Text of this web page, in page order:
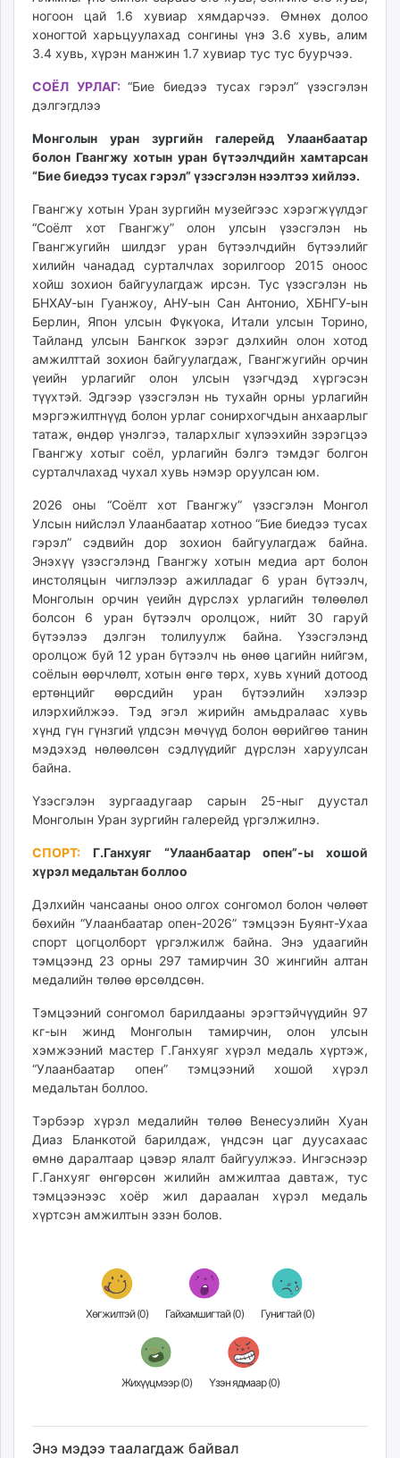
ногоон цай 1.6 хувиар хямдарчээ. Өмнөх долоо
хоногтой харьцуулахад сонгины үнэ 3.6 хувь, алим
3.4 хувь, хүрэн манжин 1.7 хувиар тус тус буурчээ.
СОЁЛ УРЛАГ: “Бие биедээ тусах гэрэл” үзэсгэлэн
дэлгэгдлээ
Монголын уран зургийн галерейд Улаанбаатар
болон Гвангжу хотын уран бүтээлчдийн хамтарсан
“Бие биедээ тусах гэрэл” үзэсгэлэн нээлтээ хийлээ.
Гвангжу хотын Уран зургийн музейгээс хэрэгжүүлдэг
“Соёлт хот Гвангжу” олон улсын үзэсгэлэн нь
Гвангжугийн шилдэг уран бүтээлчдийн бүтээлийг
хилийн чанадад сурталчлах зорилгоор 2015 оноос
хойш зохион байгуулагдаж ирсэн. Тус үзэсгэлэн нь
БНХАУ-ын Гуанжоу, АНУ-ын Сан Антонио, ХБНГУ-ын
Берлин, Япон улсын Фүкүока, Итали улсын Торино,
Тайланд улсын Бангкок зэрэг дэлхийн олон хотод
амжилттай зохион байгуулагдаж, Гвангжугийн орчин
үеийн урлагийг олон улсын үзэгчдэд хүргэсэн
түүхтэй. Эдгээр үзэсгэлэн нь тухайн орны урлагийн
мэргэжилтнүүд болон урлаг сонирхогчдын анхаарлыг
татаж, өндөр үнэлгээ, талархлыг хүлээхийн зэрэгцээ
Гвангжу хотыг соёл, урлагийн бэлгэ тэмдэг болгон
сурталчлахад чухал хувь нэмэр оруулсан юм.
2026 оны “Соёлт хот Гвангжу” үзэсгэлэн Монгол
Улсын нийслэл Улаанбаатар хотноо “Бие биедээ тусах
гэрэл” сэдвийн дор зохион байгуулагдаж байна.
Энэхүү үзэсгэлэнд Гвангжу хотын медиа арт болон
инстоляцын чиглэлээр ажилладаг 6 уран бүтээлч,
Монголын орчин үеийн дүрслэх урлагийн төлөөлөл
болсон 6 уран бүтээлч оролцож, нийт 30 гаруй
бүтээлээ дэлгэн толилуулж байна. Үзэсгэлэнд
оролцож буй 12 уран бүтээлч нь өнөө цагийн нийгэм,
соёлын өөрчлөлт, хотын өнгө төрх, хувь хүний дотоод
ертөнцийг өөрсдийн уран бүтээлийн хэлээр
илэрхийлжээ. Тэд эгэл жирийн амьдралаас хувь
хүнд гүн гүнзгий үлдсэн мөчүүд болон өөрийгөө танин
мэдэхэд нөлөөлсөн сэдлүүдийг дүрслэн харуулсан
байна.
Үзэсгэлэн зургаадугаар сарын 25-ныг дуустал
Монголын Уран зургийн галерейд үргэлжилнэ.
СПОРТ:
Г.Ганхуяг “Улаанбаатар опен”-ы хошой
хүрэл медальтан боллоо
Дэлхийн чансааны оноо олгох сонгомол болон чөлөөт
бөхийн “Улаанбаатар опен-2026” тэмцээн Буянт-Ухаа
спорт цогцолборт үргэлжилж байна. Энэ удаагийн
тэмцээнд 23 орны 297 тамирчин 30 жингийн алтан
медалийн төлөө өрсөлдсөн.
Тэмцээний сонгомол барилдааны эрэгтэйчүүдийн 97
кг-ын жинд Монголын тамирчин, олон улсын
хэмжээний мастер Г.Ганхуяг хүрэл медаль хүртэж,
“Улаанбаатар опен” тэмцээний хошой хүрэл
медальтан боллоо.
Тэрбээр хүрэл медалийн төлөө Венесуэлийн Хуан
Диаз Бланкотой барилдаж, үндсэн цаг дуусахаас
өмнө даралтаар цэвэр ялалт байгуулжээ. Ингэснээр
Г.Ганхуяг өнгөрсөн жилийн амжилтаа давтаж, тус
тэмцээнээс хоёр жил дараалан хүрэл медаль
хүртсэн амжилтын эзэн болов.
Хөгжилтэй (0) Гайхамшигтай (0) Гунигтай (0)
Жихүүцмээр (0) Үзэн ядмаар (0)
Энэ мэдээ таалагдаж байвал